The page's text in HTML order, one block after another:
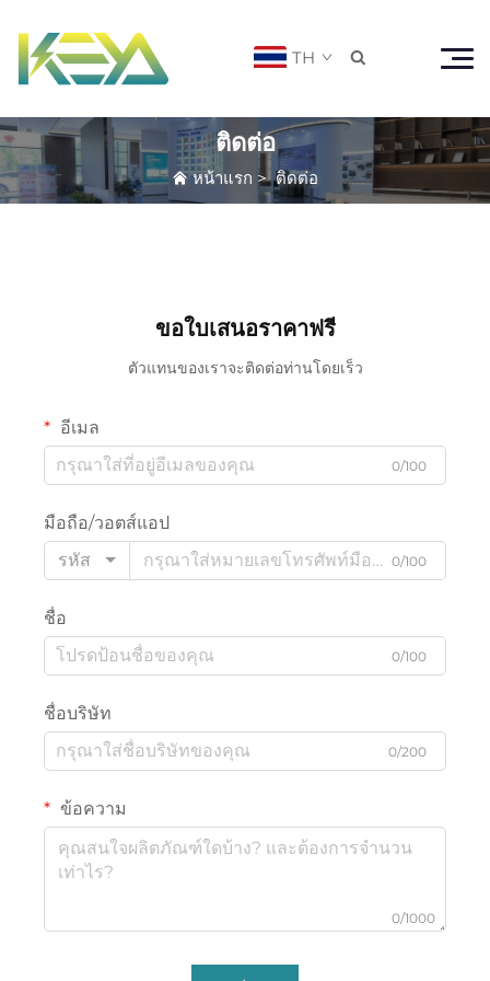
TH 
ติดต่อ
หน้าแรก >ติดต่อ
ขอใบเสนอราคาฟรี
ตัวแทนของเราจะติดต่อท่านโดยเร็ว
อีเมล
0/100
มือถือ/วอตส์แอป
รหัส
0/100
ชื่อ
0/100
ชื่อบริษัท
0/200
ข้อความ
0/1000